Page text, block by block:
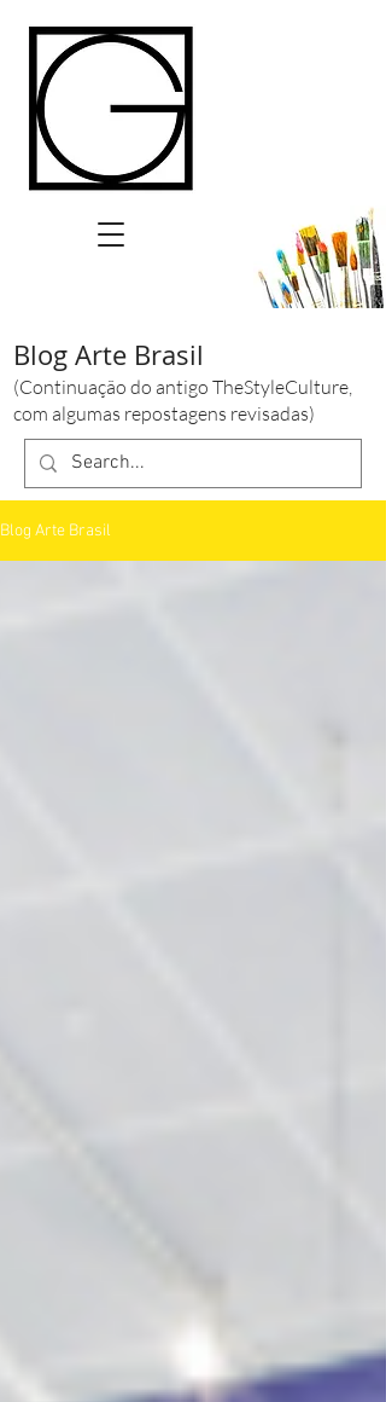
Blog Arte Brasil
(Continuação do antigo TheStyleCulture,
com algumas repostagens revisadas)
Blog Arte Brasil